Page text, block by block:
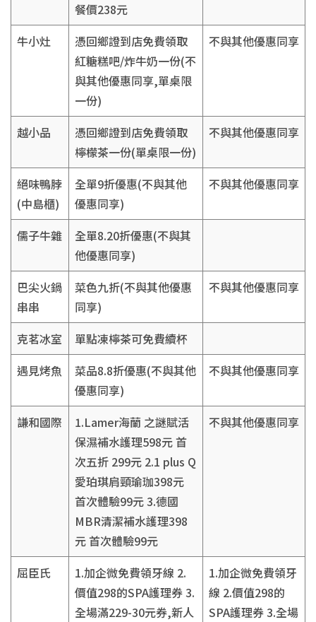
餐價238元
牛小灶
憑回鄉證到店免費領取
紅糖糕吧/炸牛奶一份(不
與其他優惠同享,單桌限
一份)
不與其他優惠同享
越小品
憑回鄉證到店免費領取
檸檬茶一份(單桌限一份)
不與其他優惠同享
絕味鴨脖
(中島櫃)
全單9折優惠(不與其他
優惠同享)
不與其他優惠同享
儒子牛雜
全單8.20折優惠(不與其
他優惠同享)
巴尖火鍋
串串
菜色九折(不與其他優惠
同享)
不與其他優惠同享
克茗冰室
單點凍檸茶可免費續杯
遇見烤魚
菜品8.8折優惠(不與其他
優惠同享)
不與其他優惠同享
謙和國際
1.Lamer海蘭 之謎賦活
保濕補水護理598元 首
次五折 299元 2.1 plus Q
愛珀琪肩頸瑜珈398元
首次體驗99元 3.德國
MBR清潔補水護理398
元 首次體驗99元
不與其他優惠同享
屈臣氏
1.加企微免費領牙線 2.
價值298的SPA護理券 3.
全場滿229-30元券,新人
1.加企微免費領牙
線 2.價值298的
SPA護理券 3.全場